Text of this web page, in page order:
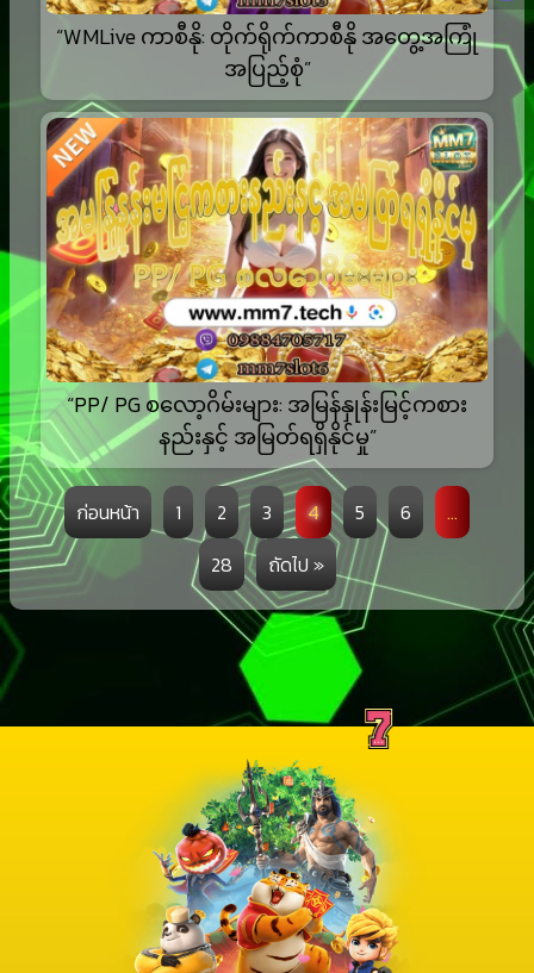
“WMLive ကာစီနို: တိုက်ရိုက်ကာစီနို အတွေ့အကြုံ
အပြည့်စုံ”
“PP/ PG စလော့ဂိမ်းများ: အမြန်နှုန်းမြင့်ကစား
နည်းနှင့် အမြတ်ရရှိနိုင်မှု”
ก่อนหน้า 1 2 3 4 5 6
…
28
ถัดไป »